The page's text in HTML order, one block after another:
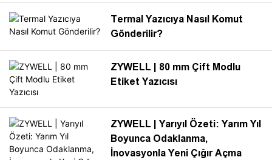
tutarlı destek kalitesi
sağlamak için birleşik garanti
standartları sunuyoruz.
Termal Yazıcıya Nasıl Komut
Gönderilir?
ZYWELL | 80 mm Çift Modlu
Etiket Yazıcısı
ZYWELL | Yarıyıl Özeti: Yarım Yıl
Boyunca Odaklanma,
İnovasyonla Yeni Çığır Açma